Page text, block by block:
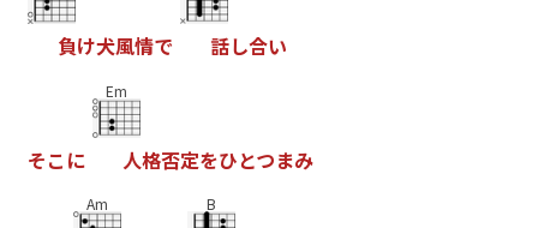
負け犬風情で 話し合い
そこ に
Em
人格否定をひとつまみ
Am B